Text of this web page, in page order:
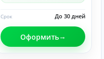
До 30 дней
Срок
Оформить